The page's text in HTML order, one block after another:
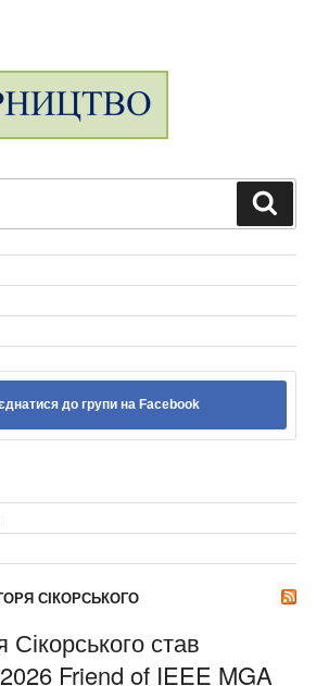
до групи на Facebook
СІКОРСЬКОГО
Сікорського став
Friend of IEEE MGA